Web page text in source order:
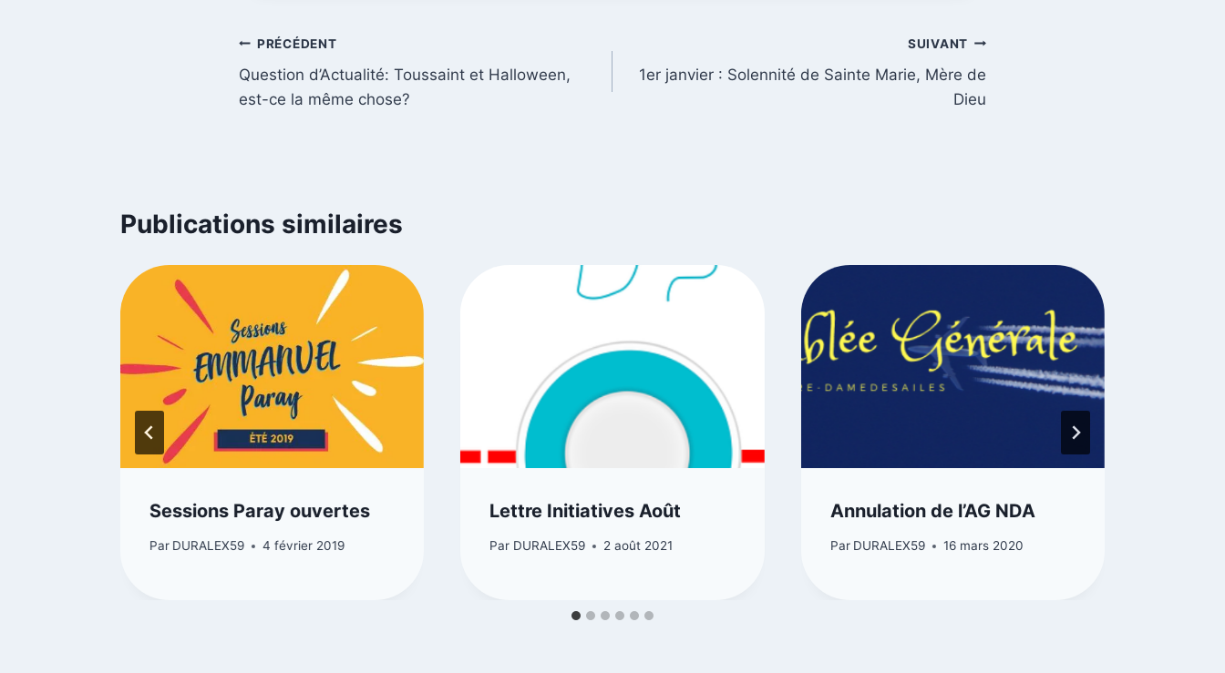
PRÉCÉDENT
Question d’Actualité: Toussaint et Halloween,
est-ce la même chose?
SUIVANT
1er janvier : Solennité de Sainte Marie, Mère de
Dieu
Publications similaires
Sessions Paray ouvertes
Par DURALEX59 4 février 2019
Lettre Initiatives Août
Par DURALEX59 2 août 2021
Annulation de l’AG NDA
Par DURALEX59 16 mars 2020